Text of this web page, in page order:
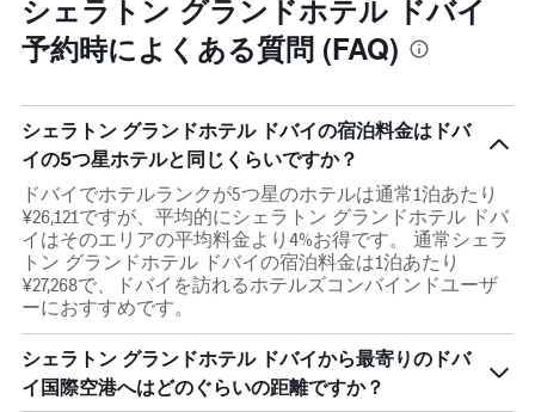
シェラトン グランドホテル ドバイ
予約時によくある質問 (FAQ)
シェラトン グランドホテル ドバイの宿泊料金はドバ
イの5つ星ホテルと同じくらいですか？
ドバイでホテルランクが5つ星のホテルは通常1泊あたり
¥26,121ですが、平均的にシェラトン グランドホテル ドバ
イはそのエリアの平均料金より4%お得です。 通常シェラ
トン グランドホテル ドバイの宿泊料金は1泊あたり
¥27,268で、ドバイを訪れるホテルズコンバインドユーザ
ーにおすすめです。
シェラトン グランドホテル ドバイから最寄りのドバ
イ国際空港へはどのぐらいの距離ですか？